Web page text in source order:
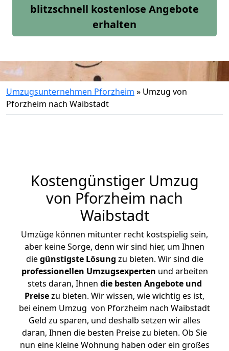
blitzschnell kostenlose Angebote
erhalten
Umzugsunternehmen Pforzheim » Umzug von
Pforzheim nach Waibstadt
Kostengünstiger Umzug
von Pforzheim nach
Waibstadt
Umzüge können mitunter recht kostspielig sein,
aber keine Sorge, denn wir sind hier, um Ihnen
diegünstigste Lösung zu bieten. Wir sind die
professionellen Umzugsexperten und arbeiten
stets daran, Ihnen die besten Angebote und
Preisezu bieten. Wir wissen, wie wichtig es ist,
bei einem Umzug von Pforzheim nach Waibstadt
Geld zu sparen, und deshalb setzen wir alles
daran, Ihnen die besten Preise zu bieten. Ob Sie
nun eine kleine Wohnung haben oder ein großes